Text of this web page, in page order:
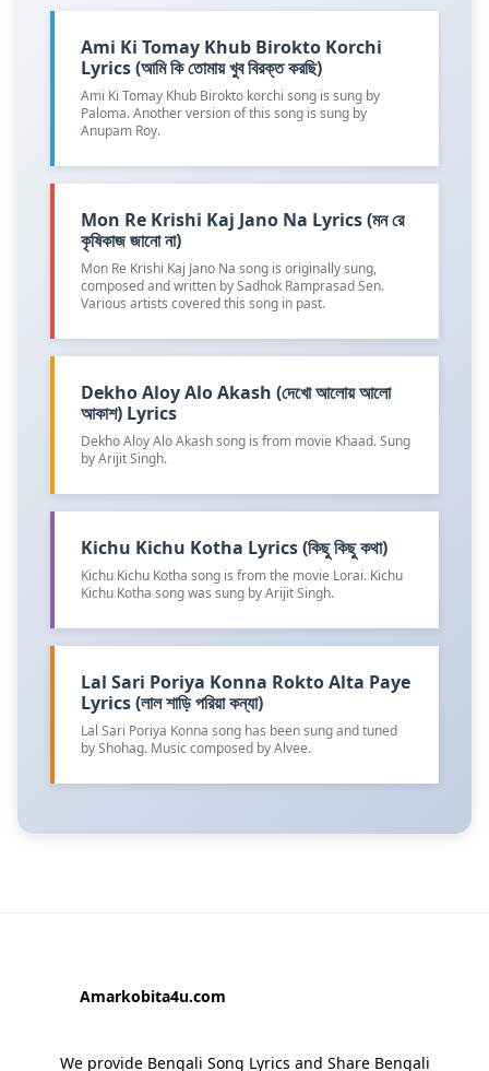
Ami Ki Tomay Khub Birokto Korchi
Lyrics (আমি কি তোমায় খুব বিরক্ত করছি)
Ami Ki Tomay Khub Birokto korchi song is sung by
Paloma. Another version of this song is sung by
Anupam Roy.
Mon Re Krishi Kaj Jano Na Lyrics (মন রে
কৃষিকাজ জানো না)
Mon Re Krishi Kaj Jano Na song is originally sung,
composed and written by Sadhok Ramprasad Sen.
Various artists covered this song in past.
Dekho Aloy Alo Akash (দেখো আলোয় আলো
আকাশ) Lyrics
Dekho Aloy Alo Akash song is from movie Khaad. Sung
by Arijit Singh.
Kichu Kichu Kotha Lyrics (কিছু কিছু কথা)
Kichu Kichu Kotha song is from the movie Lorai. Kichu
Kichu Kotha song was sung by Arijit Singh.
Lal Sari Poriya Konna Rokto Alta Paye
Lyrics (লাল শাড়ি পরিয়া কন্যা)
Lal Sari Poriya Konna song has been sung and tuned
by Shohag. Music composed by Alvee.
Amarkobita4u.com
We provide Bengali Song Lyrics and Share Bengali